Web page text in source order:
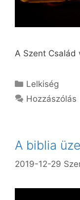
A Szent Család
Kategória
Lelkiség
Hozzászólás
A biblia
2019-12-29